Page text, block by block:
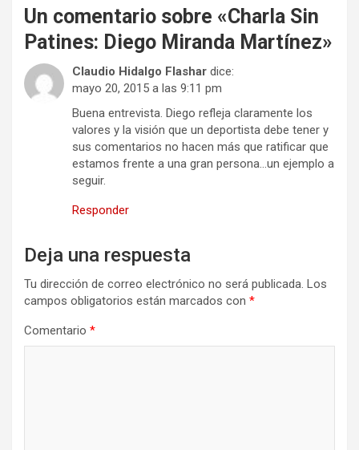
Un comentario sobre «Charla Sin
Patines: Diego Miranda Martínez»
Claudio Hidalgo Flashar dice:
mayo 20, 2015 a las 9:11 pm
Buena entrevista. Diego refleja claramente los
valores y la visión que un deportista debe tener y
sus comentarios no hacen más que ratificar que
estamos frente a una gran persona…un ejemplo a
seguir.
Responder
Deja una respuesta
Tu dirección de correo electrónico no será publicada. Los
campos obligatorios están marcados con *
Comentario *